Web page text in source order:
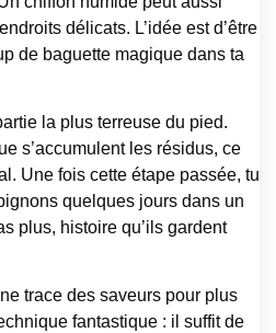
délicats. L’idée est d’être
de baguette magique dans ta
la plus terreuse du pied.
s’accumulent les résidus, ce
Une fois cette étape passée, tu
quelques jours dans un
plus, histoire qu’ils gardent
trace des saveurs pour plus
fantastique : il suffit de